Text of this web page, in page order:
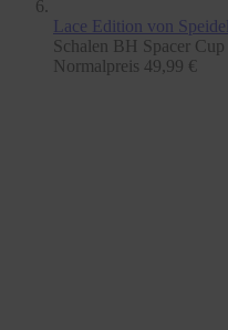
Lace Edition von Speidel
Schalen BH Spacer Cup
Normalpreis 49,99 €